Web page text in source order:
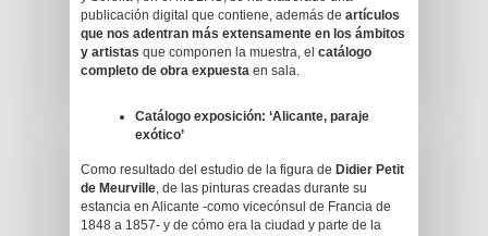
publicación digital que contiene, además de artículos
que nos adentran más extensamente en los ámbitos
y artistas que componen la muestra, el catálogo
completo de obra expuesta en sala.
Catálogo exposición: ‘Alicante, paraje
exótico’
Como resultado del estudio de la figura de Didier Petit
de Meurville, de las pinturas creadas durante su
estancia en Alicante -como vicecónsul de Francia de
1848 a 1857- y de cómo era la ciudad y parte de la